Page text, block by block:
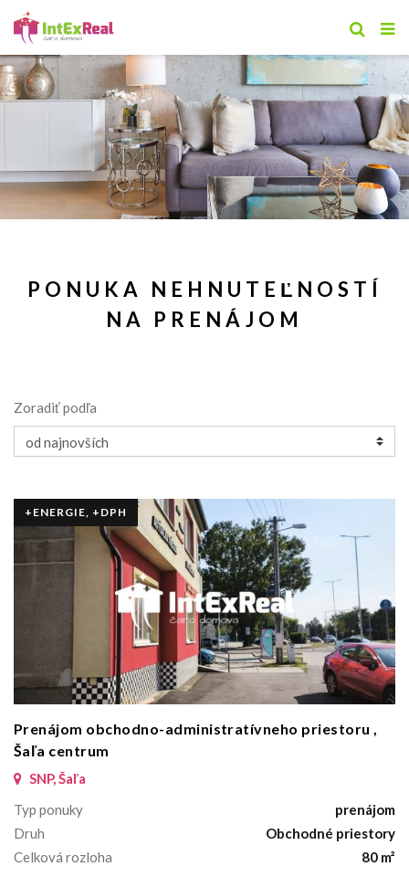
PONUKA NEHNUTEĽNOSTÍ
NA PRENÁJOM
Zoradiť podľa
+ENERGIE, +DPH
Prenájom obchodno-administratívneho priestoru ,
Šaľa centrum
SNP, Šaľa
Typ ponuky
prenájom
Druh
Obchodné priestory
Celková rozloha
80 m²